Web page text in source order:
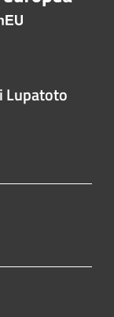
Lupatoto